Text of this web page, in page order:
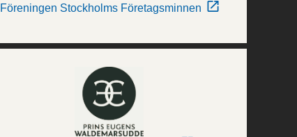
Föreningen Stockholms Företagsminnen